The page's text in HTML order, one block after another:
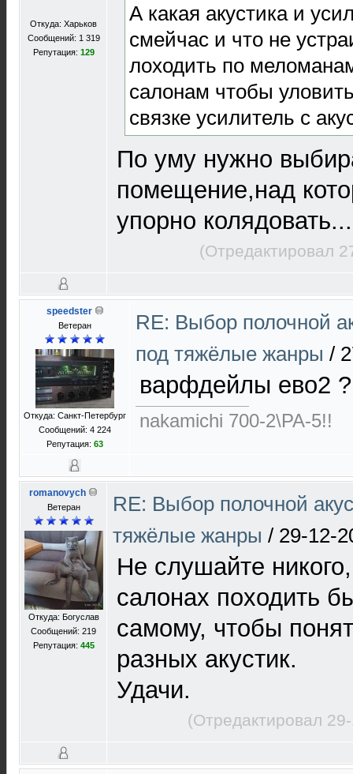
Откуда: Харьков
Сообщений: 1 319
Репутация: 129
А какая акустика и
смейчас и что не
лоходить по
салонам чтобы
связке усилитель с
По уму нужно
помещение,над
упорно колядовать...
(Отредактировал
speedster
Ветеран
Откуда: Санкт-Петербург
Сообщений: 4 224
Репутация: 63
RE: Выбор полочной
под тяжёлые жанры /
варфдейлы ево2 ?
nakamichi 700-2\PA-5!!
romanovych
Ветеран
Откуда: Богуслав
Сообщений: 219
Репутация: 445
RE: Выбор полочной
тяжёлые жанры / 29-12-
Не слушайте
салонах походить
самому, чтобы
разных акустик.
Удачи.
(Отредактировал